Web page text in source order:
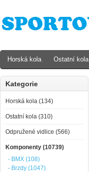
Kategorie
Horská kola (134)
Ostatní kola (310)
Odpružené vidlice (566)
Komponenty (10739)
- BMX (108)
- Brzdy (1047)
Horská kola Ostatní kola